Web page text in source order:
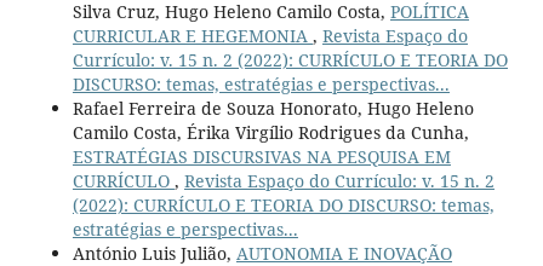
Silva Cruz, Hugo Heleno Camilo Costa, POLÍTICA
CURRICULAR E HEGEMONIA , Revista Espaço do
Currículo: v. 15 n. 2 (2022): CURRÍCULO E TEORIA DO
DISCURSO: temas, estratégias e perspectivas...
Rafael Ferreira de Souza Honorato, Hugo Heleno
Camilo Costa, Érika Virgílio Rodrigues da Cunha,
ESTRATÉGIAS DISCURSIVAS NA PESQUISA EM
CURRÍCULO , Revista Espaço do Currículo: v. 15 n. 2
(2022): CURRÍCULO E TEORIA DO DISCURSO: temas,
estratégias e perspectivas...
António Luis Julião, AUTONOMIA E INOVAÇÃO